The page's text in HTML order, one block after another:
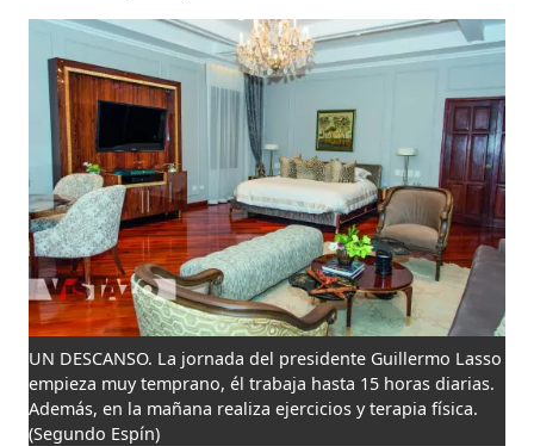
UN DESCANSO. La jornada del presidente Guillermo Lasso
empieza muy temprano, él trabaja hasta 15 horas diarias.
Además, en la mañana realiza ejercicios y terapia física.
(Segundo Espín)